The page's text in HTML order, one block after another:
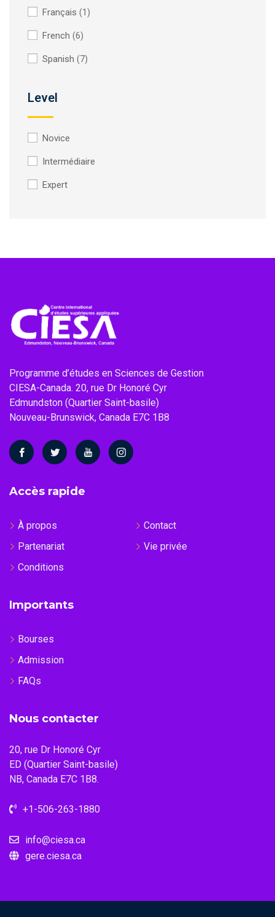
Français (1)
French (6)
Spanish (7)
Level
Novice
Intermédiaire
Expert
Programme d’études en Sciences de Gestion
CIESA-Canada. 20, rue Dr Honoré Cyr
Edmundston (Quartier Saint-basile)
Nouveau-Brunswick, Canada E7C 1B8
Accès rapide
À propos
Contact
Partenariat
Vie privée
Conditions
Importants
Bourses
Admission
FAQs
Nous contacter
20, rue Dr Honoré Cyr
ED (Quartier Saint-basile)
NB, Canada E7C 1B8.
+1-506-263-1880
info@ciesa.ca
gere.ciesa.ca